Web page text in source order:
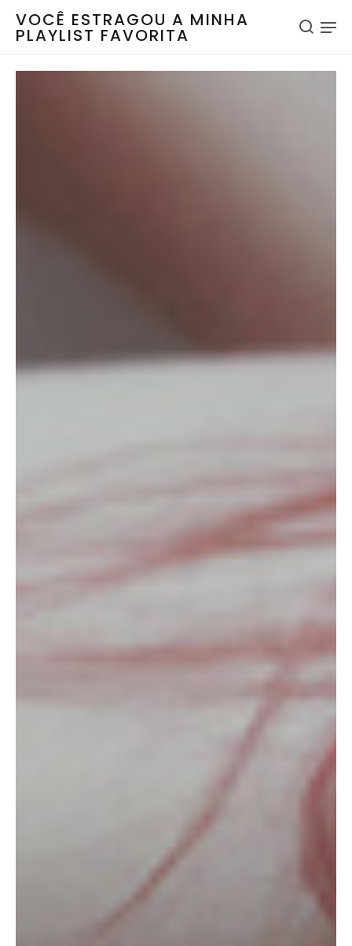
VOCÊ ESTRAGOU A MINHA
PLAYLIST FAVORITA